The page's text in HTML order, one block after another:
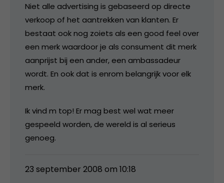
Niet alle advertising is gebaseerd op directe
verkoop of het aantrekken van klanten. Er
bestaat ook nog zoiets als een good feel over
een merk waardoor je als consument dit merk
aanprijst bij een ander, een ambassadeur
wordt. En ook dat is enrom belangrijk voor elk
merk.
Ik vind m top! Er mag best wel wat meer
gespeeld worden, de wereld is al serieus
genoeg.
23 september 2008 om 10:18